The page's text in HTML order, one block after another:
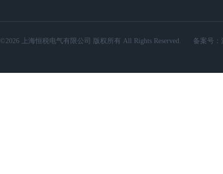
©2026 上海恒税电气有限公司 版权所有 All Rights Reserved. 备案号：